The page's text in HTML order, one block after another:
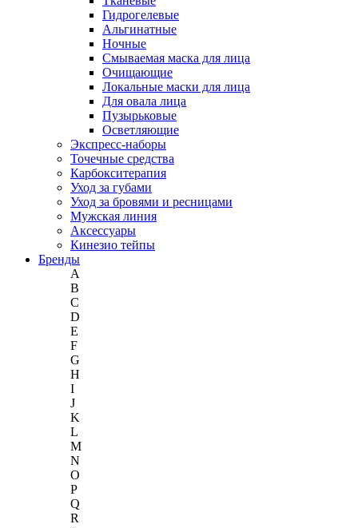
Гидрогелевые
Альгинатные
Ночные
Смываемая маска для лица
Очищающие
Локальные маски для лица
Для овала лица
Пузырьковые
Осветляющие
Экспресс-наборы
Точечные средства
Карбокситерапия
Уход за губами
Уход за бровями и ресницами
Мужская линия
Аксессуары
Кинезио тейпы
Бренды
A
B
C
D
E
F
G
H
I
J
K
L
M
N
O
P
Q
R